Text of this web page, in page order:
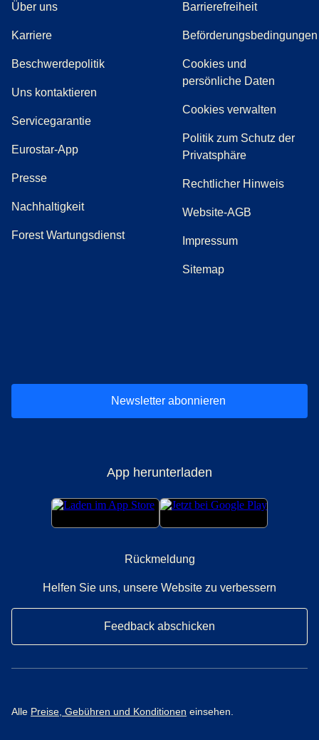
Über uns
Karriere
Beschwerdepolitik( Öffnet einen neuen Tab )
( öffnet eine PDF)
Uns kontaktieren
Servicegarantie
Eurostar-App
Presse(
Nachhaltigkeit
Forest Wartungsdienst
Barrierefreiheit
Beförderungsbedingungen
Cookies und
persönliche Daten
Cookies verwalten
Politik zum Schutz der
Privatsphäre
Rechtlicher Hinweis
Website-AGB
Impressum
Sitemap
Newsletter abonnieren
App herunterladen
Rückmeldung
Helfen Sie uns, unsere Website zu verbessern
Feedback abschicken
Alle Preise, Gebühren und Konditionen einsehen.